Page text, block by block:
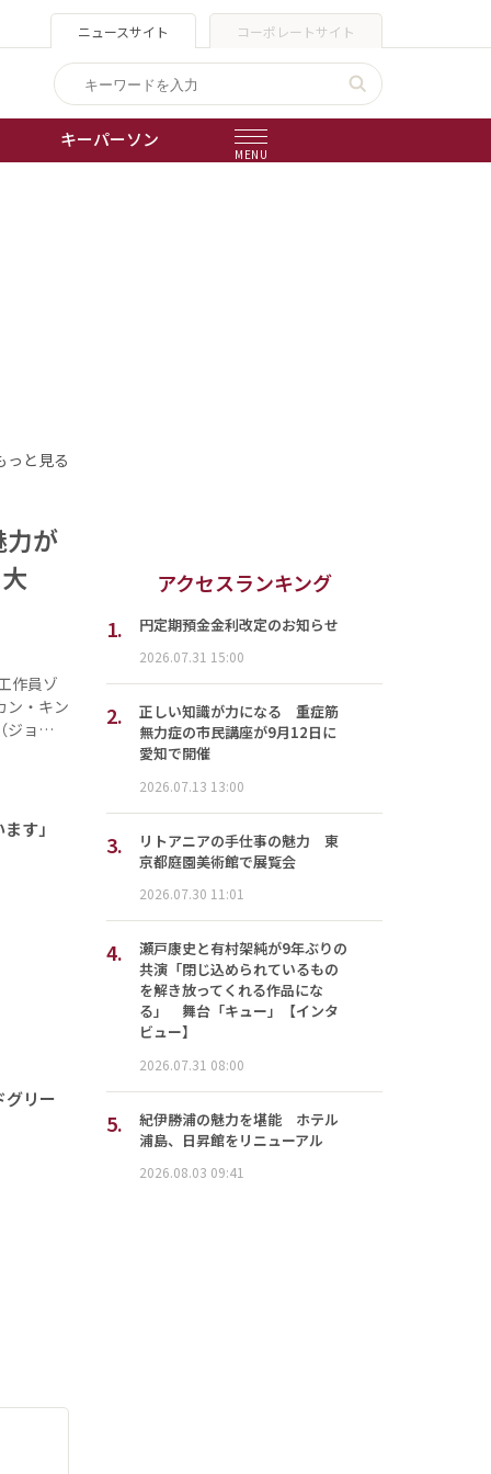
ニュースサイト コーポレートサイト
キーパーソン
MENU
っと見る
力が
作員ゾ
ン・キン
ジョ…
す」
グリー
アクセスランキング
1.
円定期預金金利改定のお知らせ
2026.07.31 15:00
2.
正しい知識が力になる 重症筋
無力症の市民講座が9月12日に
愛知で開催
2026.07.13 13:00
3.
リトアニアの手仕事の魅力 東
京都庭園美術館で展覧会
2026.07.30 11:01
4.
瀬戸康史と有村架純が9年ぶりの
共演「閉じ込められているもの
を解き放ってくれる作品にな
る」 舞台「キュー」【インタ
ビュー】
2026.07.31 08:00
5.
紀伊勝浦の魅力を堪能 ホテル
浦島、日昇館をリニューアル
2026.08.03 09:41